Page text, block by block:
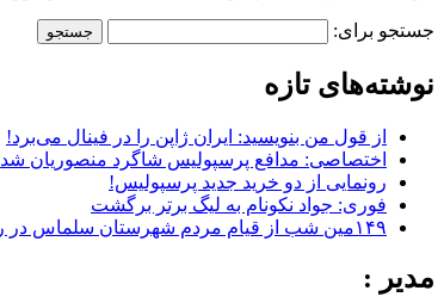
جستجو برای:
نوشته‌های تازه
از قول من بنویسید: ایران ژاپن را در فینال می‌برد!
اختصاصی: مدافع پرسپولیس شاگرد منصوریان شد
رونمایی از دو خرید جدید پرسپولیس!
فوری: جواد نکونام به لیگ برتر برگشت
۱۴۹مین شب از قیام مردم شهرستان سلماس در راستای خونخواهی رهبر شهید + تصاویر
مدیر :